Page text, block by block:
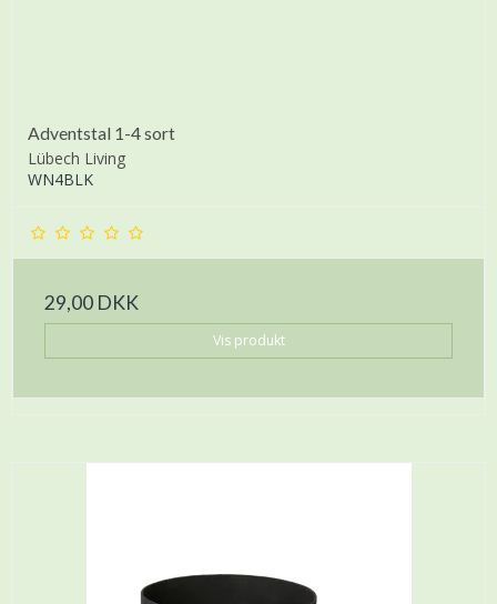
Adventstal 1-4 sort
Lübech Living
WN4BLK
29,00 DKK
Vis produkt